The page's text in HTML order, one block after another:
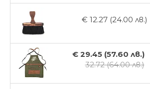
€ 12.27 (24.00 лв.)
€ 29.45 (57.60 лв.)
32.72 (64.00 лв.)